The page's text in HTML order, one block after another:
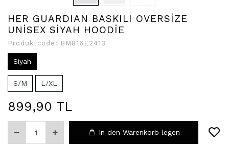
HER GUARDIAN BASKILI OVERSİZE
UNİSEX SİYAH HOODİE
Produktcode: BM816E2413
Siyah
S/M L/XL
899,90 TL
In den Warenkorb legen